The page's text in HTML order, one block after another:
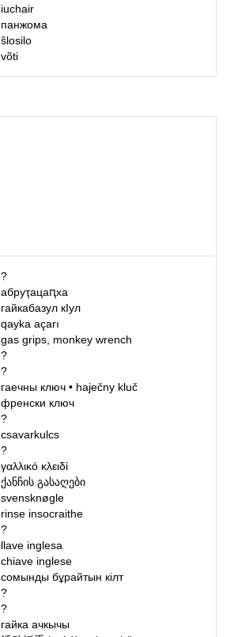
iuchair
панжома
ŝlosilo
võti
?
абруҭацаԥха
гайкабазул кIул
qayka açarı
gas grips, monkey wrench
?
?
гаечны ключ• haječny kluč
френски ключ
?
csavarkulcs
?
γαλλικό κλειδί
ქანჩის გასაღები
svensknøgle
rinse insocraithe
?
llave inglesa
chiave inglese
сомынды бұрайтын кілт
?
?
гайка ачкычы